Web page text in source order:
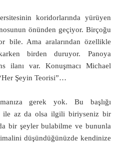
koridorlarında yürüyen
önünden geçiyor. Birçoğu
bile. Ama aralarından özellikle
birden duruyor. Panoya
ilanı var. Konuşmacı Michael
Şeyin Teorisi”…
gerek yok. Bu başlığı
ile az da olsa ilgili biriyseniz bir
bir şeyler bulabilme ve bununla
düşündüğünüzde kendinize